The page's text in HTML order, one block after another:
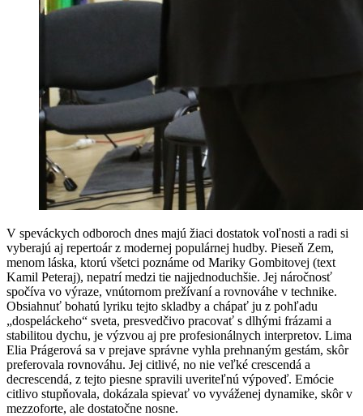
V speváckych odboroch dnes majú žiaci dostatok voľnosti a radi si
vyberajú aj repertoár z modernej populárnej hudby. Pieseň Zem,
menom láska, ktorú všetci poznáme od Mariky Gombitovej (text
Kamil Peteraj), nepatrí medzi tie najjednoduchšie. Jej náročnosť
spočíva vo výraze, vnútornom prežívaní a rovnováhe v technike.
Obsiahnuť bohatú lyriku tejto skladby a chápať ju z pohľadu
„dospeláckeho“ sveta, presvedčivo pracovať s dlhými frázami a
stabilitou dychu, je výzvou aj pre profesionálnych interpretov. Lima
Elia Prágerová sa v prejave správne vyhla prehnaným gestám, skôr
preferovala rovnováhu. Jej citlivé, no nie veľké crescendá a
decrescendá, z tejto piesne spravili uveriteľnú výpoveď. Emócie
citlivo stupňovala, dokázala spievať vo vyváženej dynamike, skôr v
mezzoforte, ale dostatočne nosne.